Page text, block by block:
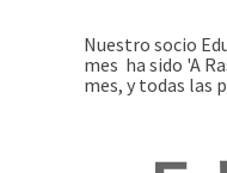
Nuestro socio
mes ha sido 'A
mes, y todas las